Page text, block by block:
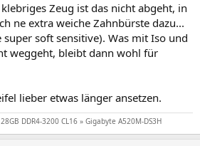
Zeug ist das nicht abgeht, in
ne extra weiche Zahnbürste dazu...
soft sensitive). Was mit Iso und
weggeht, bleibt dann wohl für
lieber etwas länger ansetzen.
DDR4-3200 CL16 » Gigabyte A520M-DS3H